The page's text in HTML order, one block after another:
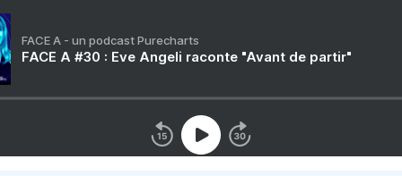
FACE A - un podcast Purecharts
FACE A #30 : Eve Angeli raconte "Avant de partir"